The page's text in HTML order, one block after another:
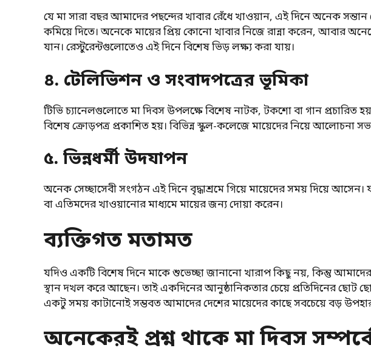
যে মা সারা বছর আমাদের পছন্দের খাবার রেঁধে খাওয়ান, এই দিনে অনেক সন্তান
কমিয়ে দিতে। অনেকে মায়ের প্রিয় কোনো খাবার নিজে রান্না করেন, আবার
যান। রেস্টুরেন্টগুলোতেও এই দিনে বিশেষ ভিড় লক্ষ্য করা যায়।
৪. টেলিভিশন ও সংবাদপত্রের ভূমিকা
টিভি চ্যানেলগুলোতে মা দিবস উপলক্ষে বিশেষ নাটক, টকশো বা গান প্রচারিত
বিশেষ ক্রোড়পত্র প্রকাশিত হয়। বিভিন্ন স্কুল-কলেজে মায়েদের নিয়ে আলোচনা
৫. ভিন্নধর্মী উদযাপন
অনেক সেচ্ছাসেবী সংগঠন এই দিনে বৃদ্ধাশ্রমে গিয়ে মায়েদের সময় দিয়ে আসেন।
বা এতিমদের খাওয়ানোর মাধ্যমে মায়ের জন্য দোয়া করেন।
ব্যক্তিগত মতামত
যদিও একটি বিশেষ দিনে মাকে শুভেচ্ছা জানানো খারাপ কিছু নয়, কিন্তু
স্থান দখল করে আছেন। তাই একদিনের আনুষ্ঠানিকতার চেয়ে প্রতিদিনের ছোট
একটু সময় কাটানোই সম্ভবত আমাদের দেশের মায়েদের কাছে সবচেয়ে বড়
অনেকেরই প্রশ্ন থাকে মা দিবস